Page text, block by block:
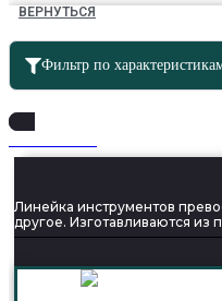
ВЕРНУТЬСЯ
Фильтр по
Линейка инструментов
другое. Изготавливаются из